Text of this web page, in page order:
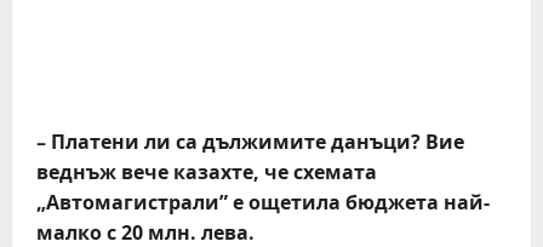
– Платени ли са дължимите данъци? Вие
веднъж вече казахте, че схемата
„Автомагистрали” е ощетила бюджета най-
малко с 20 млн. лева.